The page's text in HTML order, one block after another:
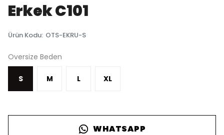
Erkek C101
Ürün Kodu: OTS-EKRU-S
Oversize Beden
S M L XL
WHATSAPP